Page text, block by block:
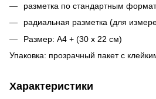
разметка по стандартным
радиальная разметка (для
Размер: А4 + (30 х 22 см)
Упаковка: прозрачный пакет с
Характеристики